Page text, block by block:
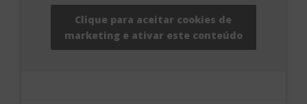
Clique para aceitar cookies de
marketing e ativar este conteúdo